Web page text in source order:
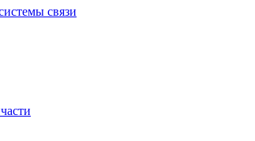
связи